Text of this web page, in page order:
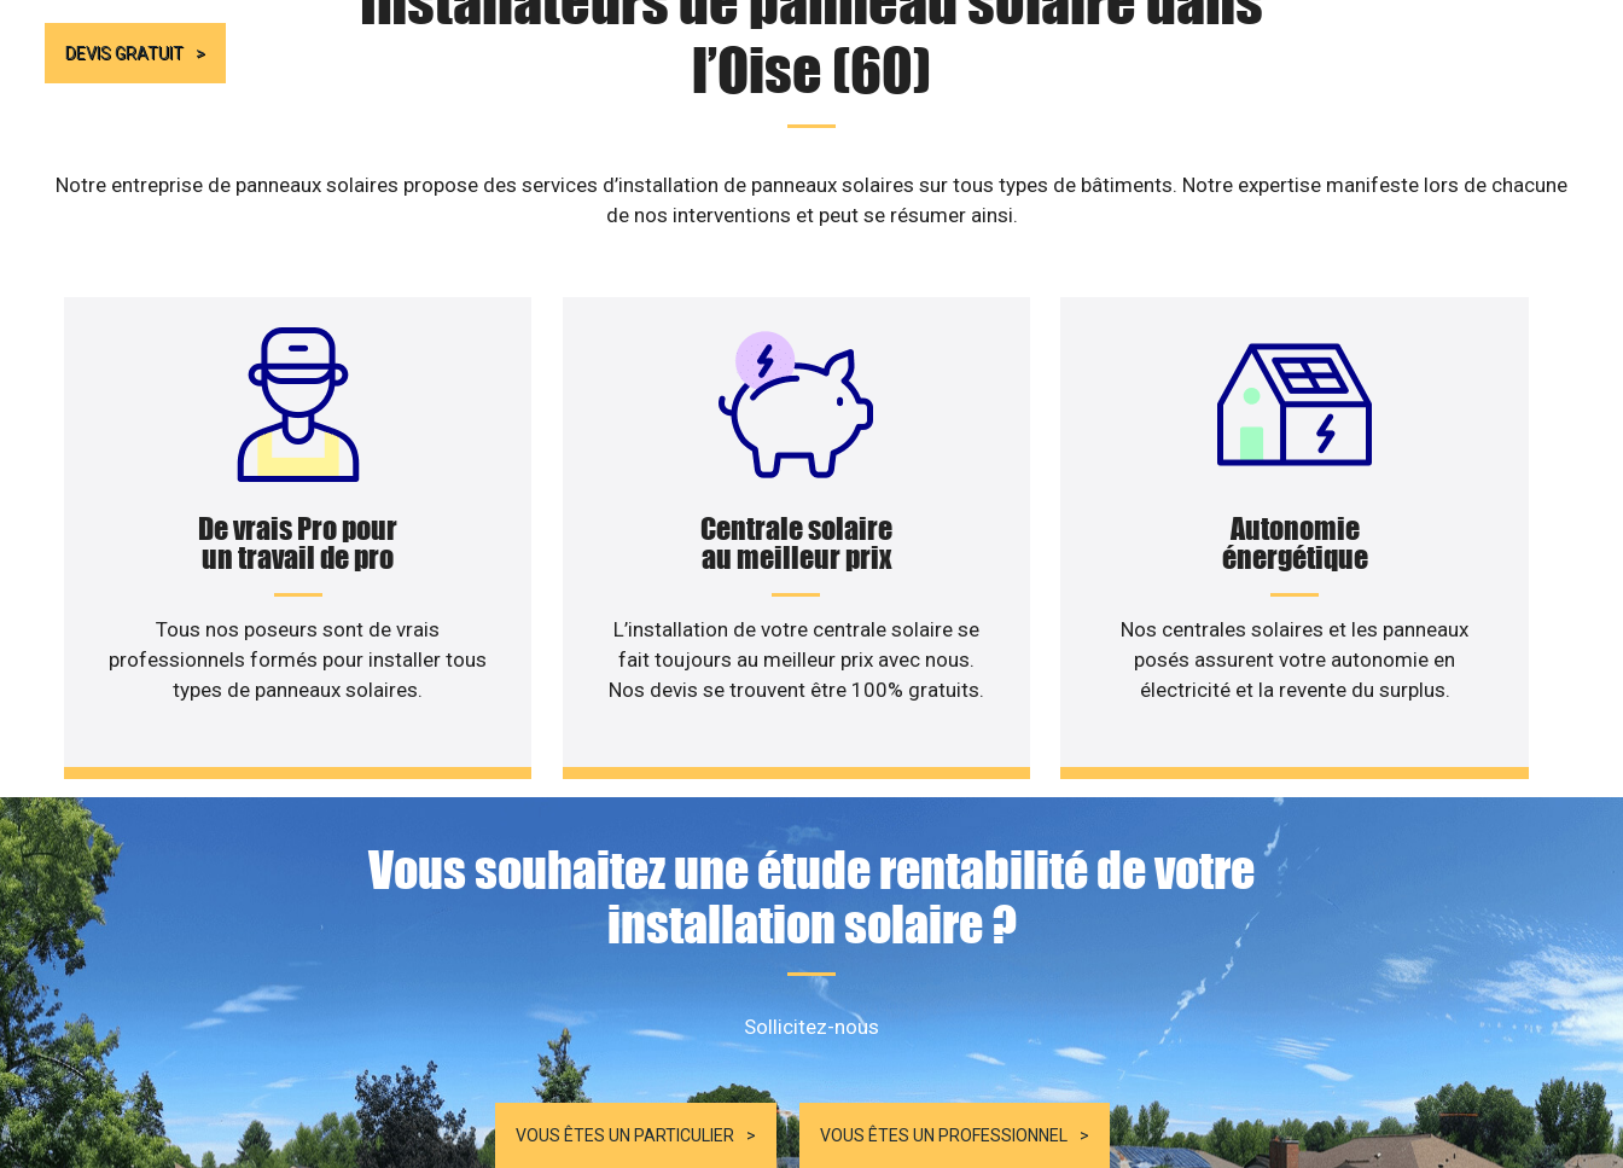
DEVIS GRATUIT
l’Oise (60)
Notre entreprise de panneaux solaires propose des services d’installation de panneaux solaires sur tous types de bâtiments. Notre expertise manifeste lors de chacune
de nos interventions et peut se résumer ainsi.
De vrais Pro pour
un travail de pro
Tous nos poseurs sont de vrais
professionnels formés pour installer tous
types de panneaux solaires.
Centrale solaire
au meilleur prix
L’installation de votre centrale solaire se
fait toujours au meilleur prix avec nous.
Nos devis se trouvent être 100% gratuits.
Autonomie
énergétique
Nos centrales solaires et les panneaux
posés assurent votre autonomie en
électricité et la revente du surplus.
Vous souhaitez une étude rentabilité de votre
installation solaire ?
Sollicitez-nous
VOUS ÊTES UN PARTICULIER VOUS ÊTES UN PROFESSIONNEL